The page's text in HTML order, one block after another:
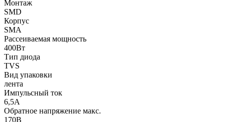
Монтаж
SMD
Корпус
SMA
Рассеиваемая мощность
400Вт
Тип диода
TVS
Вид упаковки
лента
Импульсный ток
6,5А
Обратное напряжение макс.
170В